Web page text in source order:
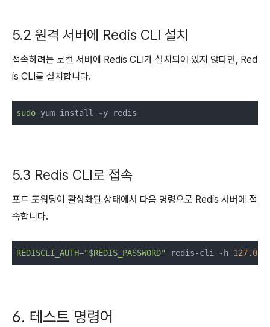
5.2 원격 서버에 Redis CLI 설치
접속하려는 로컬 서버에 Redis CLI가 설치되어 있지 않다면, Red
is CLI를 설치합니다.
sudo yum install -y redis
5.3 Redis CLI로 접속
포트 포워딩이 활성화된 상태에서 다음 명령으로 Redis 서버에 접
속합니다.
REDISCLI_AUTH="$REDIS_PASSWORD" redis-cli -h
6. 테스트 명령어